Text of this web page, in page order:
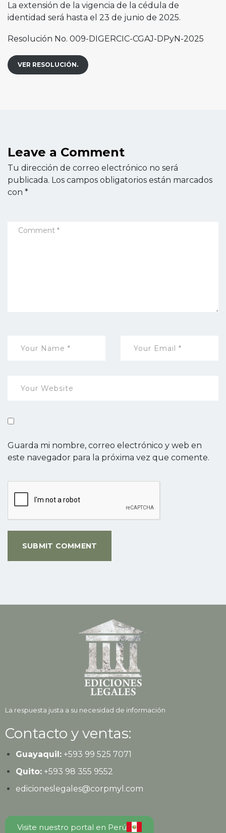
La extensión de la vigencia de la cédula de
identidad será hasta el 23 de junio de 2025.
Resolución No. 009-DIGERCIC-CGAJ-DPyN-2025
VER RESOLUCIÓN.
Leave a Comment
Tu dirección de correo electrónico no será
publicada. Los campos obligatorios están marcados
con *
Guarda mi nombre, correo electrónico y web en
este navegador para la próxima vez que comente.
La respuesta justa a su necesidad de información
Contacto y ventas:
Guayaquil:+593 99 525 7071
Quito:+593 98 355 9552
edicioneslegales@corpmyl.com
Visite nuestro portal en Perú